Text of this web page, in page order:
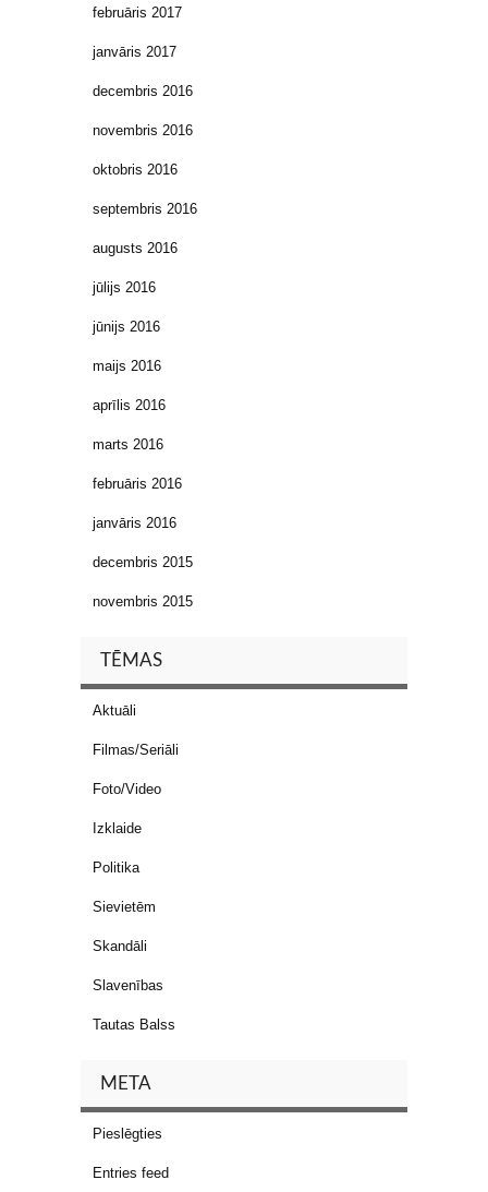
februāris 2017
janvāris 2017
decembris 2016
novembris 2016
oktobris 2016
septembris 2016
augusts 2016
jūlijs 2016
jūnijs 2016
maijs 2016
aprīlis 2016
marts 2016
februāris 2016
janvāris 2016
decembris 2015
novembris 2015
TĒMAS
Aktuāli
Filmas/Seriāli
Foto/Video
Izklaide
Politika
Sievietēm
Skandāli
Slavenības
Tautas Balss
META
Pieslēgties
Entries feed